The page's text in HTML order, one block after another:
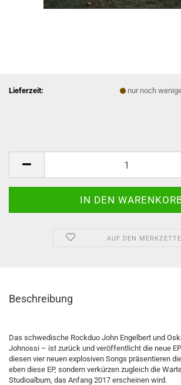
Lieferzeit: nur noch
AUF DEN
Beschreibung
Das schwedische Rockduo John Engelbert und
Johnossi – ist zurück und veröffentlicht die neue
diesen vier neuen explosiven Songs präsentieren
eben diese EP, sondern verkürzen zugleich die
Studioalbum, das Anfang 2017 erscheinen wird.